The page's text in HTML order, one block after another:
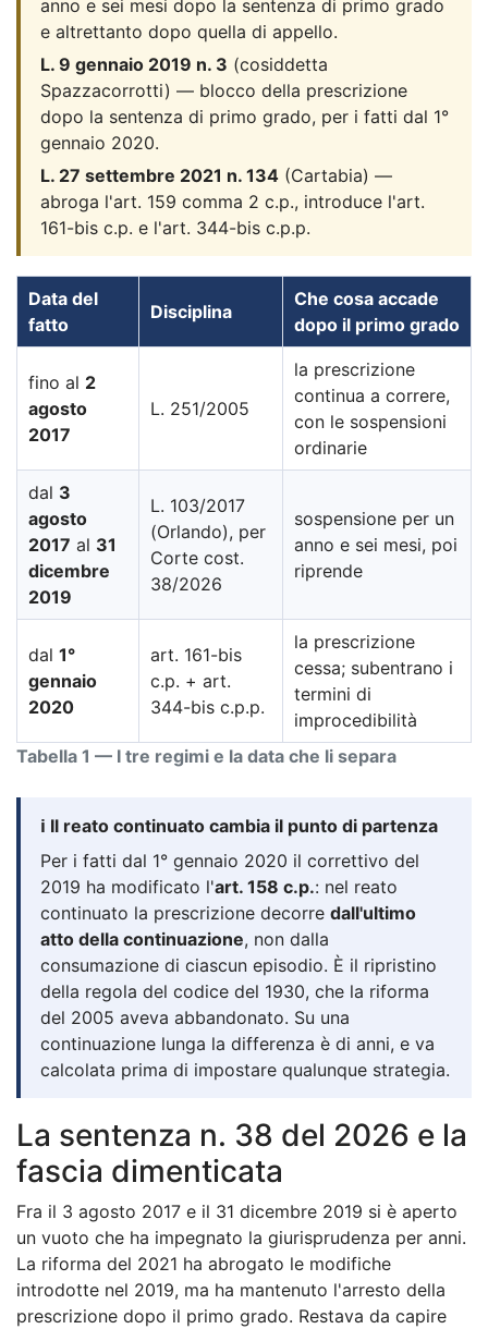
anno e sei mesi dopo la sentenza di primo grado
e altrettanto dopo quella di appello.
L. 9 gennaio 2019 n. 3 (cosiddetta
Spazzacorrotti) — blocco della prescrizione
dopo la sentenza di primo grado, per i fatti dal 1°
gennaio 2020.
L. 27 settembre 2021 n. 134 (Cartabia) —
abroga l'art. 159 comma 2 c.p., introduce l'art.
161-bis c.p. e l'art. 344-bis c.p.p.
Tabella 1 — I tre regimi e la data che li separa
Data del
fatto
Disciplina
Che cosa accade
dopo il primo grado
fino al 2
agosto
2017
L. 251/2005
la prescrizione
continua a correre,
con le sospensioni
ordinarie
dal 3
agosto
2017 al 31
dicembre
2019
L. 103/2017
(Orlando), per
Corte cost.
38/2026
sospensione per un
anno e sei mesi, poi
riprende
dal 1°
gennaio
2020
art. 161-bis
c.p. + art.
344-bis c.p.p.
la prescrizione
cessa; subentrano i
termini di
improcedibilità
ℹ️ Il reato continuato cambia il punto di partenza
Per i fatti dal 1° gennaio 2020 il correttivo del
2019 ha modificato l'art. 158 c.p.: nel reato
continuato la prescrizione decorre dall'ultimo
atto della continuazione, non dalla
consumazione di ciascun episodio. È il ripristino
della regola del codice del 1930, che la riforma
del 2005 aveva abbandonato. Su una
continuazione lunga la differenza è di anni, e va
calcolata prima di impostare qualunque strategia.
La sentenza n. 38 del 2026 e la
fascia dimenticata
Fra il 3 agosto 2017 e il 31 dicembre 2019 si è aperto
un vuoto che ha impegnato la giurisprudenza per anni.
La riforma del 2021 ha abrogato le modifiche
introdotte nel 2019, ma ha mantenuto l'arresto della
prescrizione dopo il primo grado. Restava da capire